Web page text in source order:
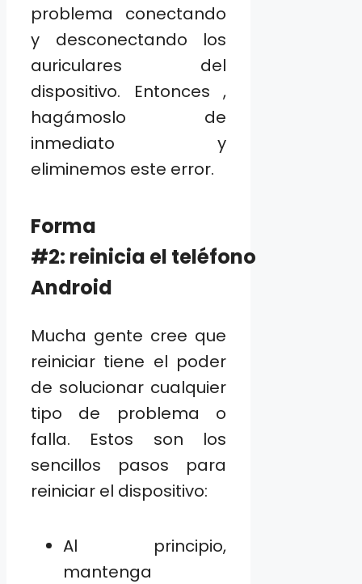
problema conectando
y desconectando los
auriculares del
dispositivo. Entonces ,
hagámoslo de
inmediato y
eliminemos este error.
Forma
#2: reinicia el teléfono
Android
Mucha gente cree que
reiniciar tiene el poder
de solucionar cualquier
tipo de problema o
falla. Estos son los
sencillos pasos para
reiniciar el dispositivo:
Al principio,
mantenga